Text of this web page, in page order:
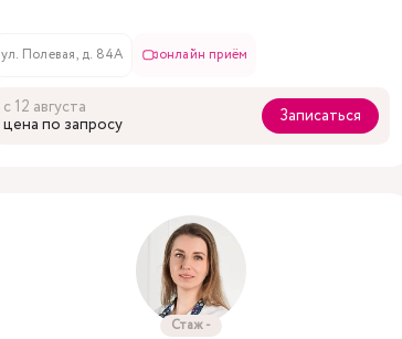
ул. Полевая, д. 84А онлайн приём
с 12 августа
цена по запросу
Записаться
Стаж -